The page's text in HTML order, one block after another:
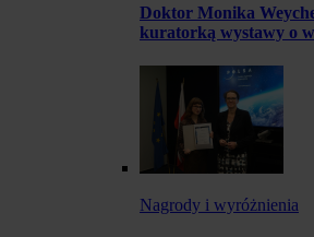
Doktor Monika
kuratorką wystawy o
Nagrody i wyróżnienia